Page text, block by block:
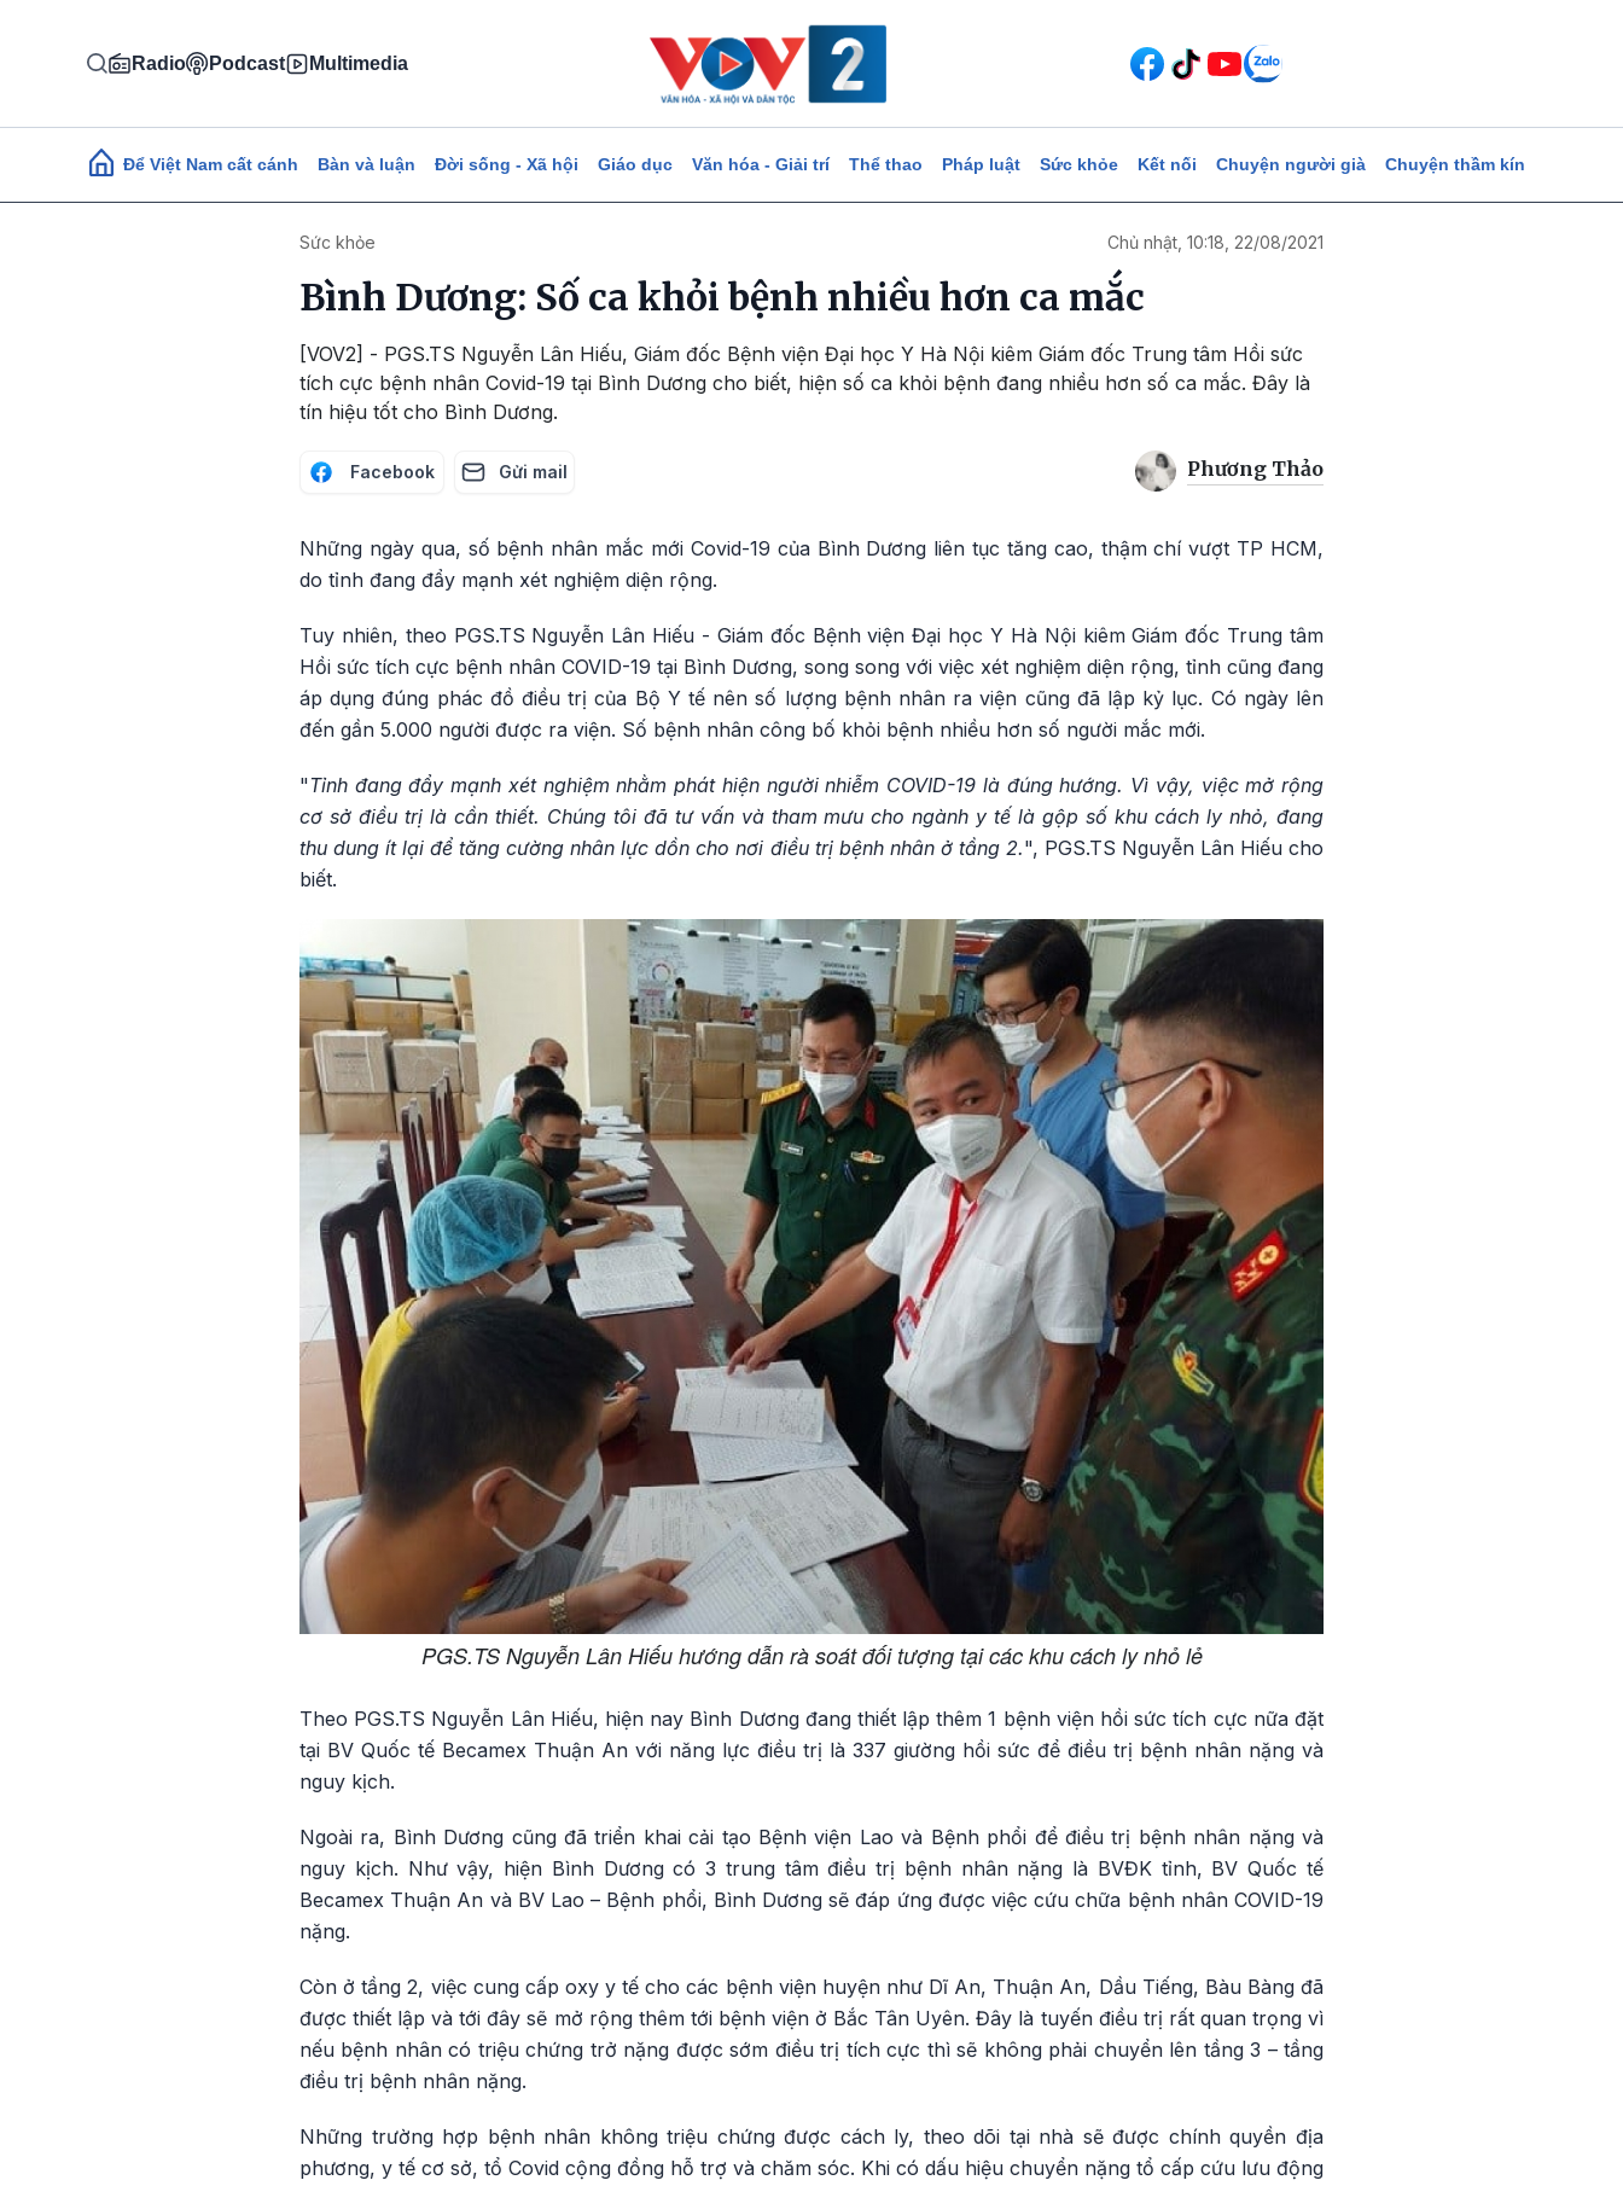
Radio Podcast Multimedia
Main navigation
Để Việt Nam cất cánh Bàn và luận Đời sống - Xã hội Giáo dục Văn hóa - Giải trí Thể thao Pháp luật Sức khỏe Kết nối Chuyện người già Chuyện thầm kín
Sức khỏe Chủ nhật, 10:18, 22/08/2021
Bình Dương: Số ca khỏi bệnh nhiều hơn ca mắc
[VOV2] - PGS.TS Nguyễn Lân Hiếu, Giám đốc Bệnh viện Đại học Y Hà Nội kiêm Giám đốc Trung tâm Hồi sức
tích cực bệnh nhân Covid-19 tại Bình Dương cho biết, hiện số ca khỏi bệnh đang nhiều hơn số ca mắc. Đây là
tín hiệu tốt cho Bình Dương.
Facebook Gửi mail Phương Thảo
Những ngày qua, số bệnh nhân mắc mới Covid-19 của Bình Dương liên tục tăng cao, thậm chí vượt TP HCM,
do tỉnh đang đẩy mạnh xét nghiệm diện rộng.
Tuy nhiên, theo PGS.TS Nguyễn Lân Hiếu - Giám đốc Bệnh viện Đại học Y Hà Nội kiêm Giám đốc Trung tâm
Hồi sức tích cực bệnh nhân COVID-19 tại Bình Dương, song song với việc xét nghiệm diện rộng, tỉnh cũng đang
áp dụng đúng phác đồ điều trị của Bộ Y tế nên số lượng bệnh nhân ra viện cũng đã lập kỷ lục. Có ngày lên
đến gần 5.000 người được ra viện. Số bệnh nhân công bố khỏi bệnh nhiều hơn số người mắc mới.
"Tỉnh đang đẩy mạnh xét nghiệm nhằm phát hiện người nhiễm COVID-19 là đúng hướng. Vì vậy, việc mở rộng
cơ sở điều trị là cần thiết. Chúng tôi đã tư vấn và tham mưu cho ngành y tế là gộp số khu cách ly nhỏ, đang
thu dung ít lại để tăng cường nhân lực dồn cho nơi điều trị bệnh nhân ở tầng 2.", PGS.TS Nguyễn Lân Hiếu cho
biết.
PGS.TS Nguyễn Lân Hiếu hướng dẫn rà soát đối tượng tại các khu cách ly nhỏ lẻ
Theo PGS.TS Nguyễn Lân Hiếu, hiện nay Bình Dương đang thiết lập thêm 1 bệnh viện hồi sức tích cực nữa đặt
tại BV Quốc tế Becamex Thuận An với năng lực điều trị là 337 giường hồi sức để điều trị bệnh nhân nặng và
nguy kịch.
Ngoài ra, Bình Dương cũng đã triển khai cải tạo Bệnh viện Lao và Bệnh phổi để điều trị bệnh nhân nặng và
nguy kịch. Như vậy, hiện Bình Dương có 3 trung tâm điều trị bệnh nhân nặng là BVĐK tỉnh, BV Quốc tế
Becamex Thuận An và BV Lao – Bệnh phổi, Bình Dương sẽ đáp ứng được việc cứu chữa bệnh nhân COVID-19
nặng.
Còn ở tầng 2, việc cung cấp oxy y tế cho các bệnh viện huyện như Dĩ An, Thuận An, Dầu Tiếng, Bàu Bàng đã
được thiết lập và tới đây sẽ mở rộng thêm tới bệnh viện ở Bắc Tân Uyên. Đây là tuyến điều trị rất quan trọng vì
nếu bệnh nhân có triệu chứng trở nặng được sớm điều trị tích cực thì sẽ không phải chuyển lên tầng 3 – tầng
điều trị bệnh nhân nặng.
Những trường hợp bệnh nhân không triệu chứng được cách ly, theo dõi tại nhà sẽ được chính quyền địa
phương, y tế cơ sở, tổ Covid cộng đồng hỗ trợ và chăm sóc. Khi có dấu hiệu chuyển nặng tổ cấp cứu lưu động